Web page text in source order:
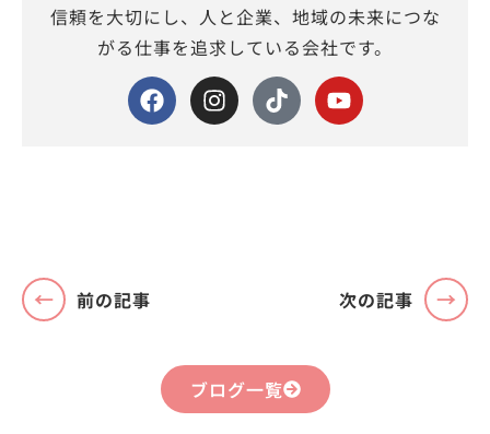
信頼を大切にし、人と企業、地域の未来につな
がる仕事を追求している会社です。
前の記事 次の記事
ブログ一覧